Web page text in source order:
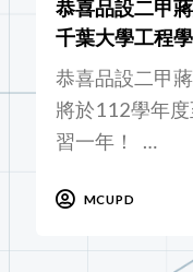
恭喜品設二甲
千葉大學工程
恭喜品設二甲
將於112學年
習一年！ …
MCUPD